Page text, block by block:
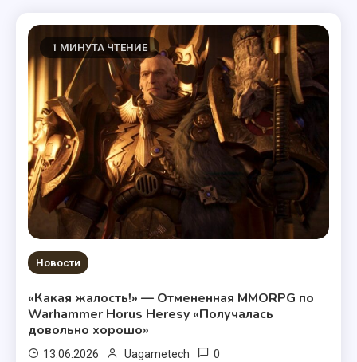
1 МИНУТА ЧТЕНИЕ
Новости
«Какая жалость!» — Отмененная MMORPG по
Warhammer Horus Heresy «Получалась
довольно хорошо»
13.06.2026 Uagametech 0